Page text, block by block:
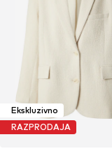
Ekskluzivno
RAZPRODAJA